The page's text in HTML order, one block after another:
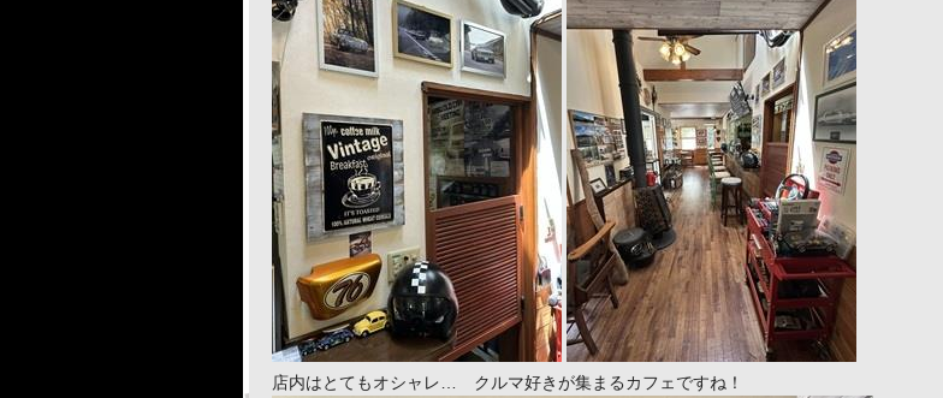
店内はとてもオシャレ… クルマ好きが集まるカフェですね！